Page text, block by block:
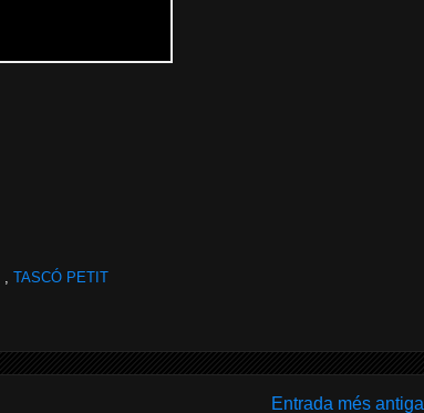
TASCÓ PETIT
Entrada més antiga